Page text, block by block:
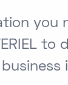
you
to